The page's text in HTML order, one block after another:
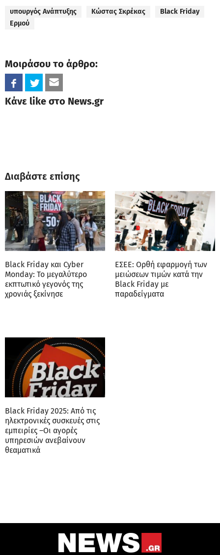
υπουργός Ανάπτυξης Κώστας Σκρέκας
Black Friday
Ερμού
Μοιράσου το άρθρο:
Κάνε like στο News.gr
Διαβάστε επίσης
Black Friday και Cyber
Monday: Το μεγαλύτερο
εκπτωτικό γεγονός της
χρονιάς ξεκίνησε
ΕΣΕΕ: Ορθή εφαρμογή των
μειώσεων τιμών κατά την
Black Friday με
παραδείγματα
Black Friday 2025: Από τις
ηλεκτρονικές συσκευές στις
εμπειρίες –Οι αγορές
υπηρεσιών ανεβαίνουν
θεαματικά